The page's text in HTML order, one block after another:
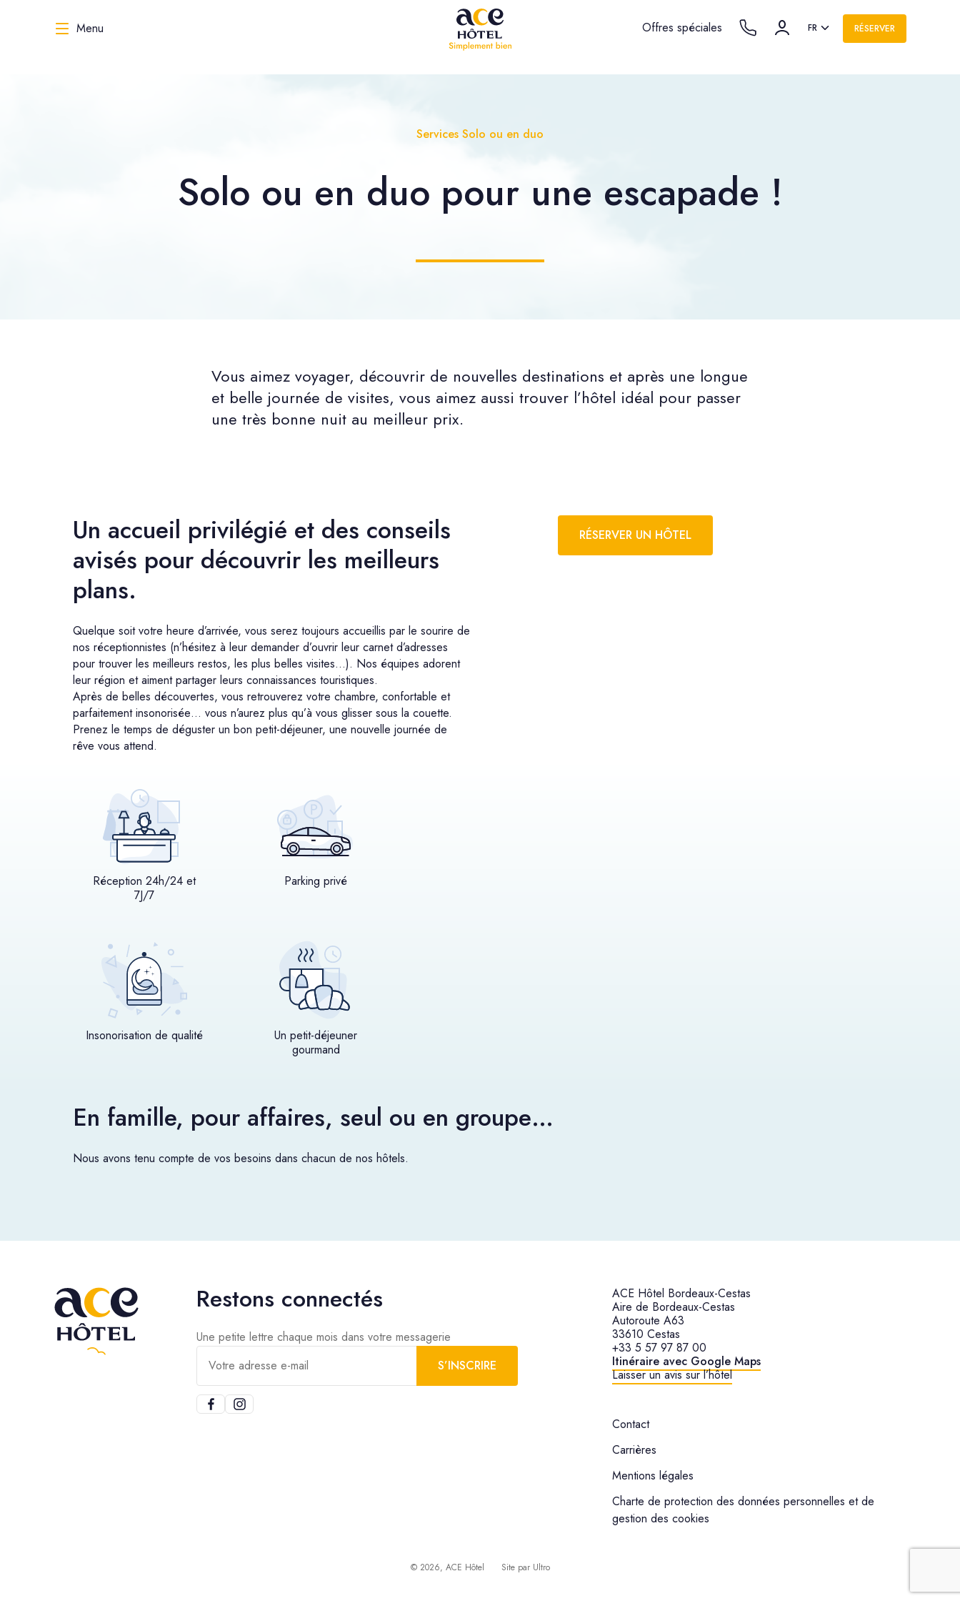
Menu Offres spéciales FR RÉSERVER
Services Solo ou en duo
Solo ou en duo pour une escapade !
Vous aimez voyager, découvrir de nouvelles destinations et après une longue
et belle journée de visites, vous aimez aussi trouver l’hôtel idéal pour passer
une très bonne nuit au meilleur prix.
Un accueil privilégié et des conseils
avisés pour découvrir les meilleurs
plans.
Quelque soit votre heure d’arrivée, vous serez toujours accueillis par le sourire de
nos réceptionnistes (n’hésitez à leur demander d’ouvrir leur carnet d’adresses
pour trouver les meilleurs restos, les plus belles visites…). Nos équipes adorent
leur région et aiment partager leurs connaissances touristiques.
Après de belles découvertes, vous retrouverez votre chambre, confortable et
parfaitement insonorisée… vous n’aurez plus qu’à vous glisser sous la couette.
Prenez le temps de déguster un bon petit-déjeuner, une nouvelle journée de
rêve vous attend.
Réception 24h/24 et
7J/7
Parking privé
Insonorisation de qualité
Un petit-déjeuner
gourmand
RÉSERVER UN HÔTEL
En famille, pour affaires, seul ou en groupe…
Nous avons tenu compte de vos besoins dans chacun de nos hôtels.
Restons connectés
Une petite lettre chaque mois dans votre messagerie
Votre adresse e-mail
S’INSCRIRE
ACE Hôtel Bordeaux-Cestas
Aire de Bordeaux-Cestas
Autoroute A63
33610 Cestas
+33 5 57 97 87 00
Itinéraire avec Google Maps
Laisser un avis sur l’hôtel
Contact
Carrières
Mentions légales
Charte de protection des données personnelles et de
gestion des cookies
© 2026, ACE Hôtel Site par Ultro